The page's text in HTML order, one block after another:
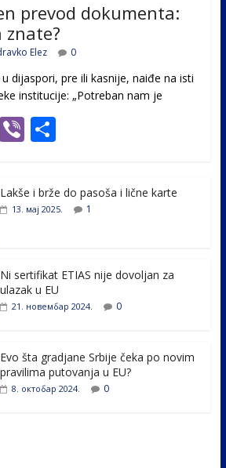
prevod dokumenta:
znate?
Elez 0
dijaspori, pre ili kasnije, naiđe na isti
institucije: „Potreban nam je
e
Vi
er
S
ar
e
Lakše i brže do pasoša i lične karte
13. мај 2025. 1
Ni sertifikat ETIAS nije dovoljan za
ulazak u EU
21. новембар 2024. 0
Evo šta gradjane Srbije čeka po novim
pravilima putovanja u EU?
8. октобар 2024. 0